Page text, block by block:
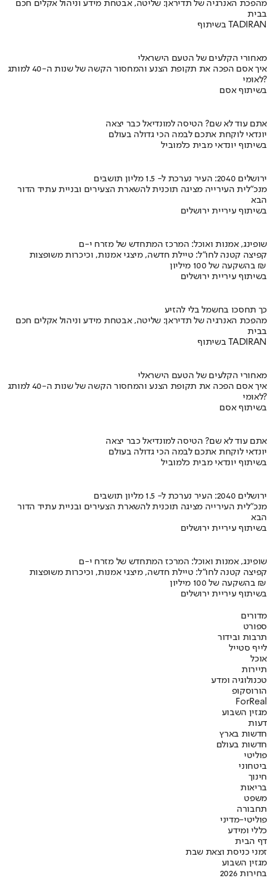
מהפכת האנרגיה של תדיראן: שליטה, אבטחת מידע וניהול אקלים חכם
בבית
בשיתוף TADIRAN
מאחורי הקלעים של הטעם הישראלי
איך אסם הפכה את תקופת הצנע והמחסור הקשה של שנות ה-40 למותג
לאומי?
בשיתוף אסם
אתם עוד לא שם? הטיסה למונדיאל כבר יצאה
יונדאי לוקחת אתכם לבמה הכי גדולה בעולם
בשיתוף יונדאי מבית כלמוביל
ירושלים 2040: העיר נערכת ל- 1.5 מליון תושבים
מנכ"לית העירייה מציגה תוכנית להשארת הצעירים ובניית עתיד הדור
הבא
בשיתוף עיריית ירושלים
שופינג, אמנות ואוכל: המרכז המתחדש של מזרח י-ם
קפיצה קטנה לחו"ל: טיילת חדשה, מיצגי אמנות, וכיכרות משופצות
בהשקעה של 100 מיליון ₪
בשיתוף עיריית ירושלים
כך תחסכו בחשמל בלי להזיע
מהפכת האנרגיה של תדיראן: שליטה, אבטחת מידע וניהול אקלים חכם
בבית
בשיתוף TADIRAN
מאחורי הקלעים של הטעם הישראלי
איך אסם הפכה את תקופת הצנע והמחסור הקשה של שנות ה-40 למותג
לאומי?
בשיתוף אסם
אתם עוד לא שם? הטיסה למונדיאל כבר יצאה
יונדאי לוקחת אתכם לבמה הכי גדולה בעולם
בשיתוף יונדאי מבית כלמוביל
ירושלים 2040: העיר נערכת ל- 1.5 מליון תושבים
מנכ"לית העירייה מציגה תוכנית להשארת הצעירים ובניית עתיד הדור
הבא
בשיתוף עיריית ירושלים
שופינג, אמנות ואוכל: המרכז המתחדש של מזרח י-ם
קפיצה קטנה לחו"ל: טיילת חדשה, מיצגי אמנות, וכיכרות משופצות
בהשקעה של 100 מיליון ₪
בשיתוף עיריית ירושלים
מדורים
ספורט
תרבות ובידור
לייף סטייל
אוכל
תיירות
טכנולוגיה ומדע
הורוסקופ
ForReal
מגזין השבוע
דעות
חדשות בארץ
חדשות בעולם
פוליטי
ביטחוני
חינוך
בריאות
משפט
תחבורה
פוליטי-מדיני
כללי ומידע
דף הבית
זמני כניסת וצאת שבת
מגזין השבוע
בחירות 2026